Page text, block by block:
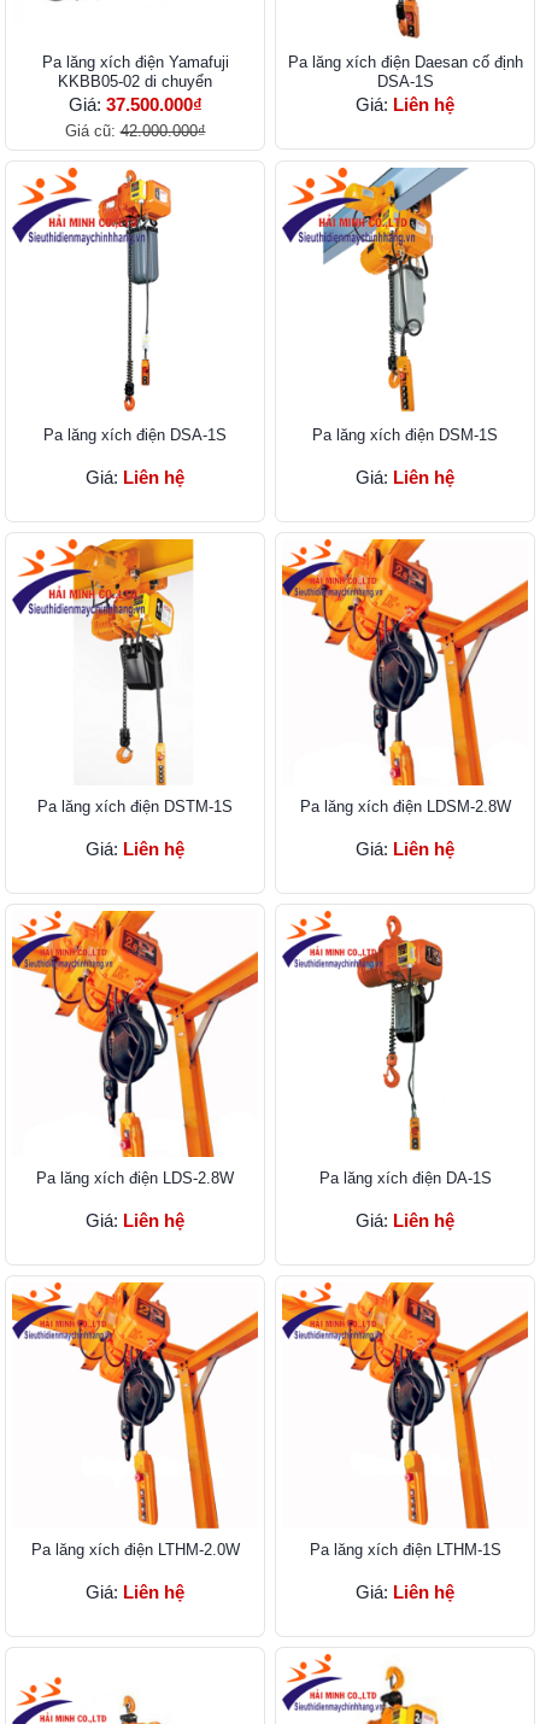
Pa lăng xích điện Yamafuji
KKBB05-02 di chuyển
Giá: 37.500.000₫
Giá cũ:42.000.000₫
Pa lăng xích điện Daesan cố định
DSA-1S
Giá: Liên hệ
Pa lăng xích điện DSA-1S
Giá: Liên hệ
Pa lăng xích điện DSM-1S
Giá: Liên hệ
Pa lăng xích điện DSTM-1S
Giá: Liên hệ
Pa lăng xích điện LDSM-2.8W
Giá: Liên hệ
Pa lăng xích điện LDS-2.8W
Giá: Liên hệ
Pa lăng xích điện DA-1S
Giá: Liên hệ
Pa lăng xích điện LTHM-2.0W
Giá: Liên hệ
Pa lăng xích điện LTHM-1S
Giá: Liên hệ